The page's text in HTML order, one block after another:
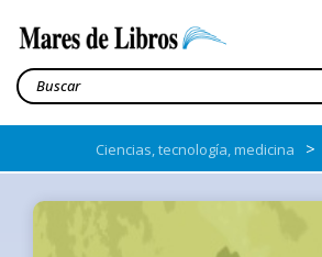
Ciencias, tecnología, medicina >